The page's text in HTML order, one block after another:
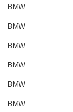
BMW
BMW
BMW
BMW
BMW
BMW